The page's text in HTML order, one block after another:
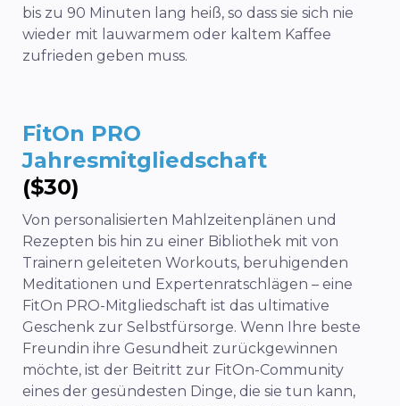
bis zu 90 Minuten lang heiß, so dass sie sich nie
wieder mit lauwarmem oder kaltem Kaffee
zufrieden geben muss.
FitOn PRO
Jahresmitgliedschaft
($30)
Von personalisierten Mahlzeitenplänen und
Rezepten bis hin zu einer Bibliothek mit von
Trainern geleiteten Workouts, beruhigenden
Meditationen und Expertenratschlägen – eine
FitOn PRO-Mitgliedschaft ist das ultimative
Geschenk zur Selbstfürsorge. Wenn Ihre beste
Freundin ihre Gesundheit zurückgewinnen
möchte, ist der Beitritt zur FitOn-Community
eines der gesündesten Dinge, die sie tun kann,